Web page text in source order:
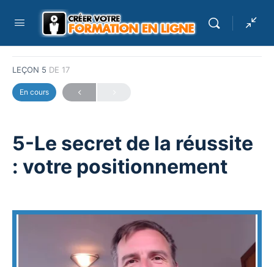
LEÇON 5 DE 17
En cours
5-Le secret de la réussite
: votre positionnement